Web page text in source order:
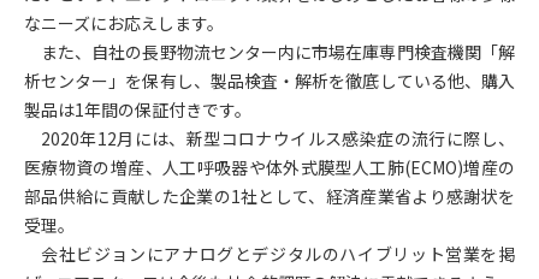
なニーズにお応えします。
また、自社の長野物流センター内に市場在庫専門検査機関「解
析センター」を保有し、製品検査・解析を徹底している他、購入
製品は1年間の保証付きです。
2020年12月には、新型コロナウイルス感染症の流行に際し、
医療物資の増産、人工呼吸器や体外式膜型人工肺(ECMO)増産の
部品供給に貢献した企業の1社として、経済産業省より感謝状を
受理。
会社ビジョンにアナログとデジタルのハイブリット営業を掲